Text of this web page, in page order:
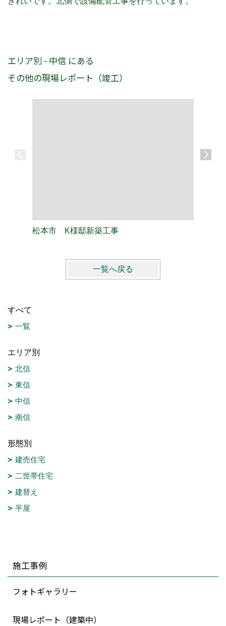
エリア別 - 中信 にある
その他の現場レポート（竣工）
松本市 K様邸新築工事
一覧へ戻る
すべて
一覧
エリア別
北信
東信
中信
南信
形態別
建売住宅
二世帯住宅
建替え
平屋
施工事例
フォトギャラリー
現場レポート（建築中）